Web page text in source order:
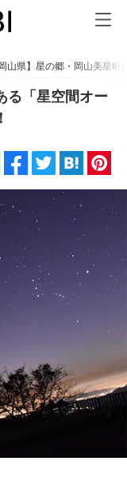
岡山県】星の郷・岡山美星
る「星空間オー